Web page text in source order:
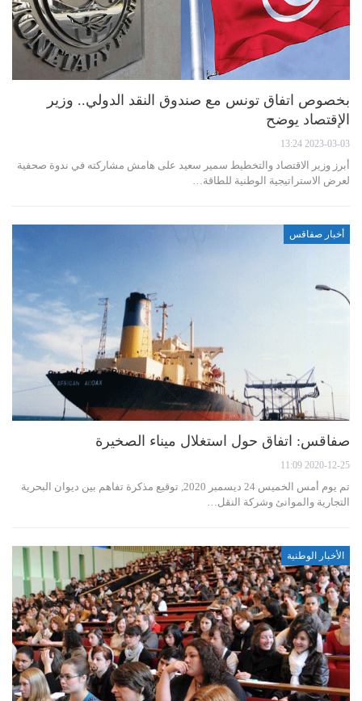
بخصوص اتفاق تونس مع صندوق النقد الدولي.. وزير
الإقتصاد يوضح
2023-03-03 13:24
أبرز وزير الاقتصاد والتخطيط سمير سعيد على هامش مشاركته في ندوة صحفية
لعرض الاستراتيجية الوطنية للطاقة…
أخبار صفاقس
صفاقس: اتفاق حول استغلال ميناء الصخيرة
2020-12-25 11:09
تم يوم أمس الخميس 24 ديسمبر 2020, توقيع مذكرة تفاهم بين ديوان البحرية
التجارية والموانئ وشركة النقل…
الأخبار الوطنية